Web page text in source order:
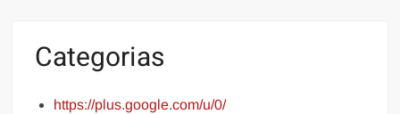
Categorias
https://plus.google.com/u/0/